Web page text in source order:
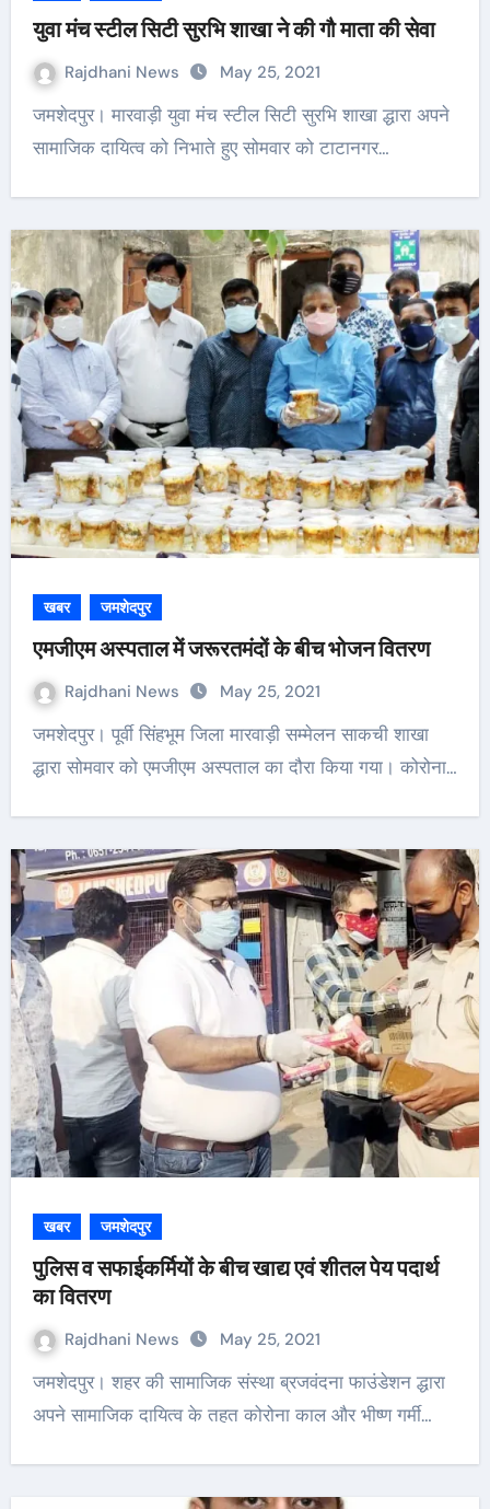
युवा मंच स्टील सिटी सुरभि शाखा ने की गौ माता की सेवा
Rajdhani News May 25, 2021
जमशेदपुर। मारवाड़ी युवा मंच स्टील सिटी सुरभि शाखा द्धारा अपने
सामाजिक दायित्व को निभाते हुए सोमवार को टाटानगर…
खबर जमशेदपुर
एमजीएम अस्पताल में जरूरतमंदों के बीच भोजन वितरण
Rajdhani News May 25, 2021
जमशेदपुर। पूर्वी सिंहभूम जिला मारवाड़ी सम्मेलन साकची शाखा
द्धारा सोमवार को एमजीएम अस्पताल का दौरा किया गया। कोरोना…
खबर जमशेदपुर
पुलिस व सफाईकर्मियों के बीच खाद्य एवं शीतल पेय पदार्थ
का वितरण
Rajdhani News May 25, 2021
जमशेदपुर। शहर की सामाजिक संस्था ब्रजवंदना फाउंडेशन द्धारा
अपने सामाजिक दायित्व के तहत कोरोना काल और भीष्ण गर्मी…